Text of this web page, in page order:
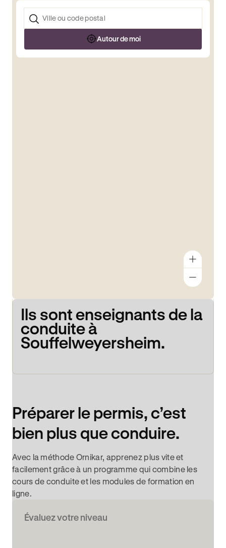
Autour de moi
Ils sont enseignants de la
conduite à
Souffelweyersheim.
Préparer le permis, c’est
bien plus que conduire.
Avec la méthode Ornikar, apprenez plus vite et
facilement grâce à un programme qui combine les
cours de conduite et les modules de formation en
ligne.
Évaluez votre niveau